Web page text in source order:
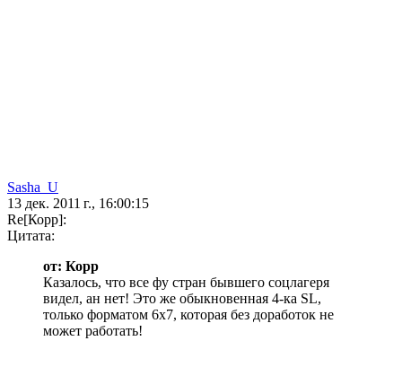
Sasha_U
13 дек. 2011 г., 16:00:15
Re[Корр]:
Цитата:
от: Корр
Казалось, что все фу стран бывшего соцлагеря
видел, ан нет! Это же обыкновенная 4-ка SL,
только форматом 6х7, которая без доработок не
может работать!